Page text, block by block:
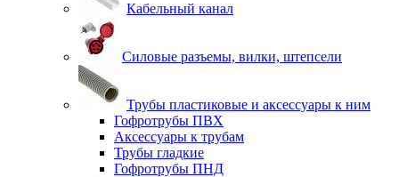
Кабельный канал
Силовые разъемы, вилки, штепсели
Трубы пластиковые и аксессуары к ним
Гофротрубы ПВХ
Аксессуары к трубам
Трубы гладкие
Гофротрубы ПНД